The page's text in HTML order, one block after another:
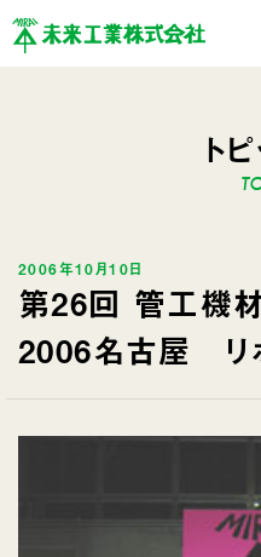
ト
2006年10月10日
第26回 管工機
2006名古屋 リ